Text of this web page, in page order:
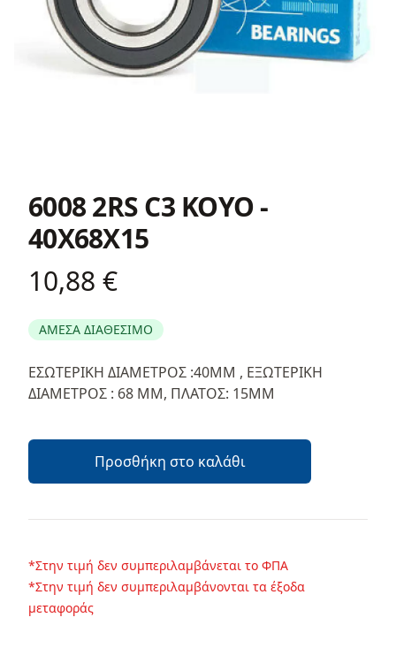
6008 2RS C3 KOYO -
40X68X15
Product information
10,88 €
ΑΜΕΣΑ ΔΙΑΘΕΣΙΜΟ
Περιγραφή
ΕΣΩΤΕΡΙΚΗ ΔΙΑΜΕΤΡΟΣ :40ΜΜ , ΕΞΩΤΕΡΙΚΗ
ΔΙΑΜΕΤΡΟΣ : 68 ΜΜ, ΠΛΑΤΟΣ: 15ΜΜ
Προσθήκη στο καλάθι
*Στην τιμή δεν συμπεριλαμβάνεται το ΦΠΑ
*Στην τιμή δεν συμπεριλαμβάνονται τα έξοδα
μεταφοράς